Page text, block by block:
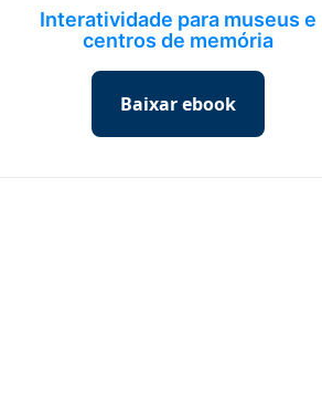
Interatividade para museus e
centros de memória
Baixar ebook